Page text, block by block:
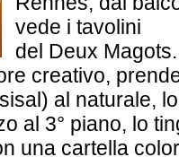
vede i tavolini
del Deux Magots.
creativo,
al naturale, lo
al 3° piano, lo
una cartella